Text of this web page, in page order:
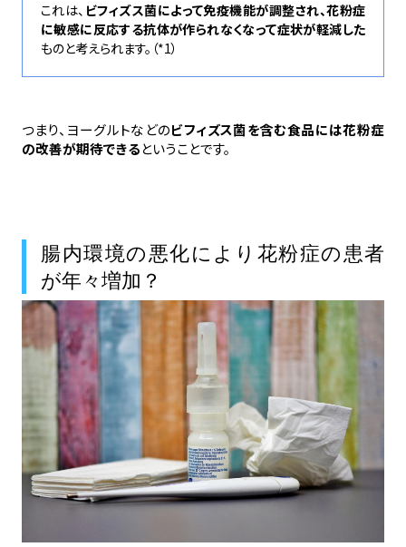
これは、 ビフィズス菌によって免疫機能が調整され、花粉症
に敏感に反応する抗体が作られなくなって症状が軽減した
ものと考えられます。（*1）
つまり、ヨーグルトなどのビフィズス菌を含む食品には花粉症
の改善が期待できるということです。
腸内環境の悪化により花粉症の患者
が年々増加？